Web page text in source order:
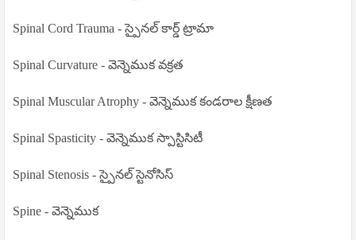
Spinal Cord Trauma - స్పైనల్ కార్డ్ ట్రామా
Spinal Curvature - వెన్నెముక వక్రత
Spinal Muscular Atrophy - వెన్నెముక కండరాల క్షీణత
Spinal Spasticity - వెన్నెముక స్పాస్టిసిటీ
Spinal Stenosis - స్పైనల్ స్టెనోసిస్
Spine - వెన్నెముక